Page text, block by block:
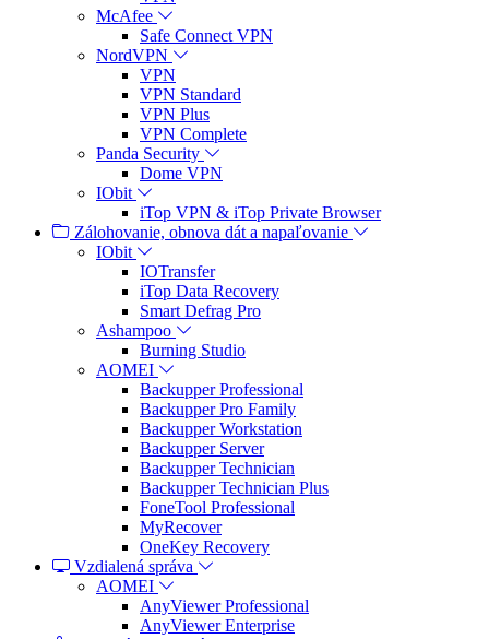
McAfee
Safe Connect VPN
NordVPN
VPN
VPN Standard
VPN Plus
VPN Complete
Panda Security
Dome VPN
IObit
iTop VPN & iTop Private Browser
Zálohovanie, obnova dát a napaľovanie
IObit
IOTransfer
iTop Data Recovery
Smart Defrag Pro
Ashampoo
Burning Studio
AOMEI
Backupper Professional
Backupper Pro Family
Backupper Workstation
Backupper Server
Backupper Technician
Backupper Technician Plus
FoneTool Professional
MyRecover
OneKey Recovery
Vzdialená správa
AOMEI
AnyViewer Professional
AnyViewer Enterprise